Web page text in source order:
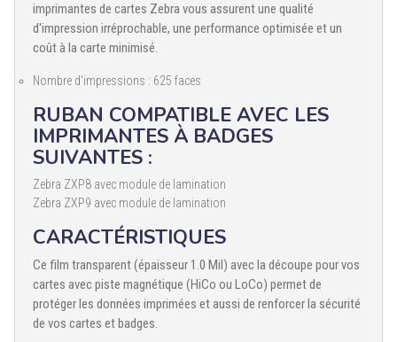
imprimantes de cartes Zebra vous assurent une qualité
d'impression irréprochable, une performance optimisée et un
coût à la carte minimisé.
Nombre d'impressions : 625 faces
RUBAN COMPATIBLE AVEC LES
IMPRIMANTES À BADGES
SUIVANTES :
Zebra ZXP8 avec module de lamination
Zebra ZXP9 avec module de lamination
CARACTÉRISTIQUES
Ce film transparent (épaisseur 1.0 Mil) avec la découpe pour vos
cartes avec piste magnétique (HiCo ou LoCo) permet de
protéger les données imprimées et aussi de renforcer la sécurité
de vos cartes et badges.